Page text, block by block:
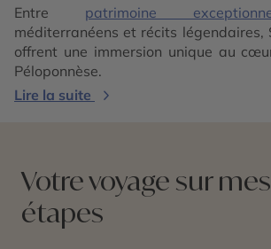
Entre patrimoine
méditerranéens et récits
offrent une immersion unique au
Péloponnèse.
Lire la suite
Votre voyage sur
étapes